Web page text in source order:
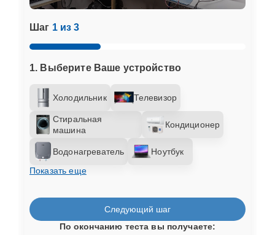
Шаг 1 из 3
1. Выберите Ваше устройство
Холодильник Телевизор
Стиральная
машина
Кондиционер
Водонагреватель
Ноутбук
Показать еще
Следующий шаг
По окончанию теста вы получаете: